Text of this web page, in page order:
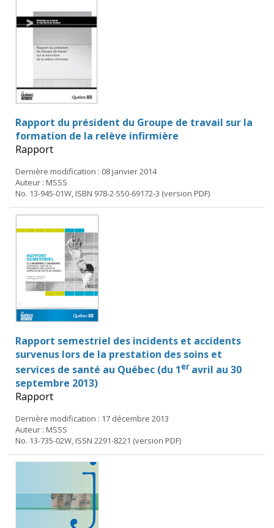
Rapport du président du Groupe de travail sur la
formation de la relève infirmière
Rapport
Dernière modification : 08 janvier 2014
Auteur : MSSS
No. 13-945-01W, ISBN 978-2-550-69172-3 (version PDF)
Rapport semestriel des incidents et accidents
survenus lors de la prestation des soins et
services de santé au Québec (du 1er avril au 30
septembre 2013)
Rapport
Dernière modification : 17 décembre 2013
Auteur : MSSS
No. 13-735-02W, ISSN 2291-8221 (version PDF)